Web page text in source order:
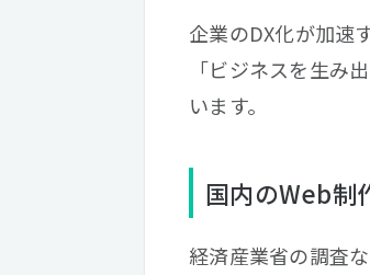
企業のDX化が加速
「ビジネスを生み
います。
国内のWeb制
経済産業省の調査